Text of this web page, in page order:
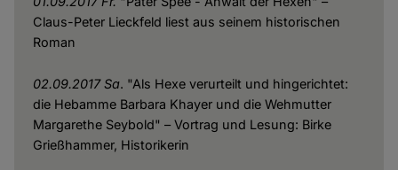
Claus-Peter Lieckfeld liest aus seinem historischen
Roman
02.09.2017 Sa. "Als Hexe verurteilt und hingerichtet:
die Hebamme Barbara Khayer und die Wehmutter
Margarethe Seybold" – Vortrag und Lesung: Birke
Grießhammer, Historikerin